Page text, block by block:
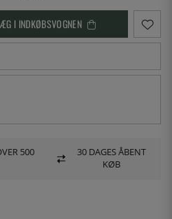
I INDKØBSVOGNEN
500
30 DAGES ÅBENT
KØB